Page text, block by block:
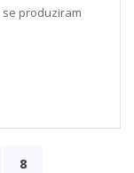
se produziram
8